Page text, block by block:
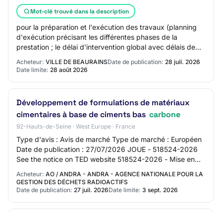
Mot-clé trouvé dans la description
pour la préparation et l'exécution des travaux (planning
d'exécution précisant les différentes phases de la
prestation ; le délai d'intervention global avec délais de
Acheteur: VILLE DE BEAURAINSDate de publication: 28 juil. 2026
Date limite: 28 août 2026
Développement de formulations de matériaux
cimentaires à base de ciments bas carbone
92-Hauts-de-Seine · West Europe · France
Type d'avis : Avis de marché Type de marché : Européen
Date de publication : 27/07/2026 JOUE - 518524-2026
See the notice on TED website 518524-2026 - Mise en
Acheteur: AO / ANDRA - ANDRA - AGENCE NATIONALE POUR LA
GESTION DES DÉCHETS RADIOACTIFS
Date de publication: 27 juil. 2026Date limite: 3 sept. 2026